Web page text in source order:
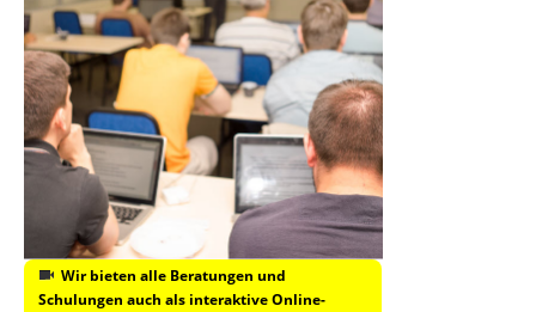
Wir bieten alle Beratungen und
Schulungen auch als interaktive Online-